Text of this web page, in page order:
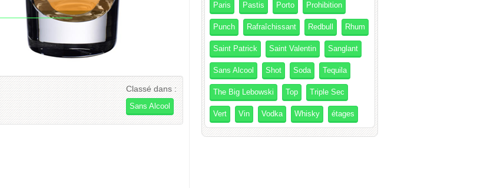
Classé dans :
Sans Alcool
Paris Pastis Porto Prohibition
Punch Rafraîchissant Redbull Rhum
Saint Patrick Saint Valentin Sanglant
Sans Alcool Shot Soda Tequila
The Big Lebowski Top Triple Sec
Vert Vin Vodka Whisky étages